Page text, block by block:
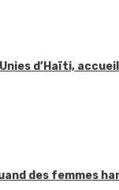
d’Haïti,
des femmes